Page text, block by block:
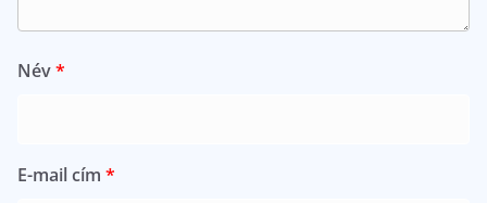
Név*
E-mail cím *